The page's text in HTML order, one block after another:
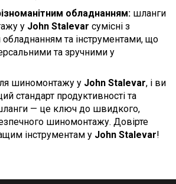
обладнанням: шланги
у John Stalevar сумісні з
обладнанням та інструментами, що
та зручними у
шиномонтажу у John Stalevar, і ви
стандарт продуктивності та
— це ключ до швидкого,
шиномонтажу. Довірте
інструментам у John Stalevar!